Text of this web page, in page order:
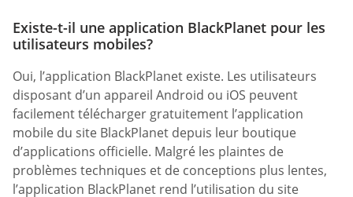
Existe-t-il une application BlackPlanet pour les
utilisateurs mobiles?
Oui, l’application BlackPlanet existe. Les utilisateurs
disposant d’un appareil Android ou iOS peuvent
facilement télécharger gratuitement l’application
mobile du site BlackPlanet depuis leur boutique
d’applications officielle. Malgré les plaintes de
problèmes techniques et de conceptions plus lentes,
l’application BlackPlanet rend l’utilisation du site